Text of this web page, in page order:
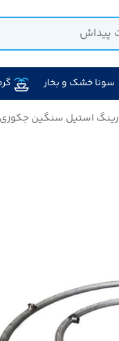
سونا خشک و بخار
رینگ استیل سنگین جکوزی ۸ نفره